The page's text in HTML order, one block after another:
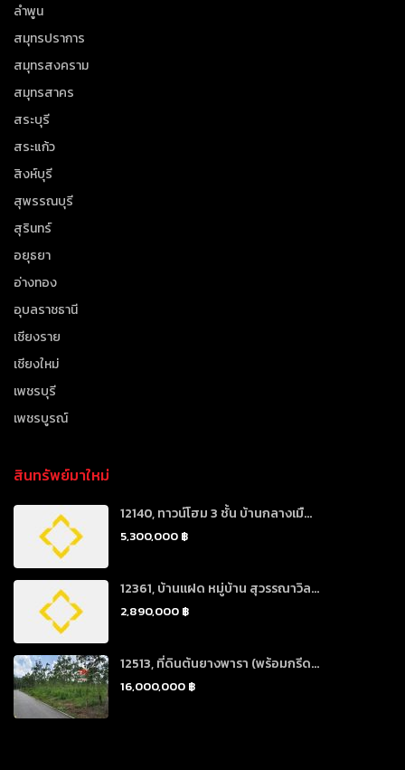
ลำพูน
สมุทรปราการ
สมุทรสงคราม
สมุทรสาคร
สระบุรี
สระแก้ว
สิงห์บุรี
สุพรรณบุรี
สุรินทร์
อยุธยา
อ่างทอง
อุบลราชธานี
เชียงราย
เชียงใหม่
เพชรบุรี
เพชรบูรณ์
สินทรัพย์มาใหม่
12140, ทาวน์โฮม 3 ชั้น บ้านกลางเมื...
5,300,000 ฿
12361, บ้านแฝด หมู่บ้าน สุวรรณาวิล...
2,890,000 ฿
12513, ที่ดินต้นยางพารา (พร้อมกรีด...
16,000,000 ฿